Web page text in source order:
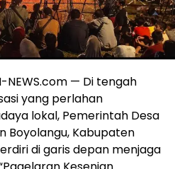
NEWS.com — Di tengah
yang perlahan
lokal, Pemerintah Desa
Boyolangu, Kabupaten
di garis depan menjaga